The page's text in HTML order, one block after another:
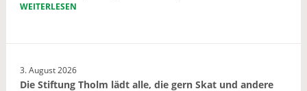
WEITERLESEN
3. August 2026
Die Stiftung Tholm lädt alle, die gern Skat und andere